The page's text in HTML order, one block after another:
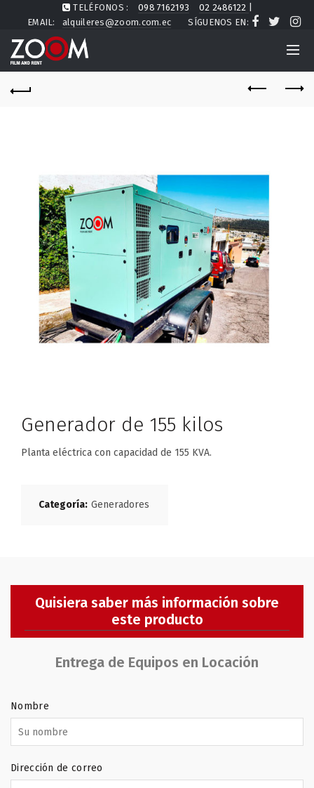
TELÉFONOS : 098 7162193 02 2486122
EMAIL:
alquileres@zoom.com.ec SÍGUENOS EN:
Generador de 155 kilos
Planta eléctrica con capacidad de 155 KVA.
Categoría: Generadores
Quisiera saber más información sobre
este producto
Entrega de Equipos en Locación
Nombre
Dirección de correo